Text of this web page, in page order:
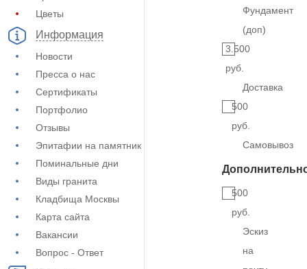
Цветы
Информация
Новости
Пресса о нас
Сертификаты
Портфолио
Отзывы
Эпитафии на памятник
Поминальные дни
Виды гранита
Кладбища Москвы
Карта сайта
Вакансии
Вопрос - Ответ
Фундамент
(доп)
3.500
руб.
Доставка
500
руб.
Самовывоз
500
руб.
Эскиз
на